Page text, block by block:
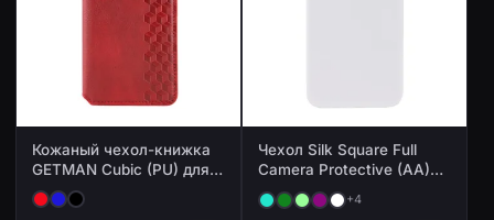
Кожаный чехол-книжка
GETMAN Cubic (PU) для
Apple iPhone 7 / 8 / SE
(2020) (4.7")
Чехол Silk Square Full
Camera Protective (AA)
NO LOGO для Apple
iPhone 7/8/SE (2020)
+4